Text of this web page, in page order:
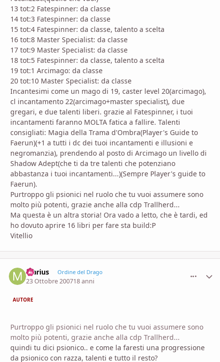
13 tot:2 Fatespinner: da classe
14 tot:3 Fatespinner: da classe
15 tot:4 Fatespinner: da classe, talento a scelta
16 tot:8 Master Specialist: da classe
17 tot:9 Master Specialist: da classe
18 tot:5 Fatespinner: da classe, talento a scelta
19 tot:1 Arcimago: da classe
20 tot:10 Master Specialist: da classe
Incantesimi come un mago di 19, caster level 20(arcimago),
cl incantamento 22(arcimago+master specialist), due
gregari, e due talenti liberi. grazie al Fatespinner, i tuoi
incantamenti faranno MOLTA fatica a fallire. Talenti
consigliati: Magia della Trama d'Ombra(Player's Guide to
Faerun)(+1 a tutti i dc dei tuoi incantamenti e illusioni e
negromanzia), prendendo al posto di Arcimago un livello di
Shadow Adept(che ti da tre talenti che potenziano
abbastanza i tuoi incantamenti...)(Sempre Player's guide to
Faerun).
Purtroppo gli psionici nel ruolo che tu vuoi assumere sono
molto più potenti, grazie anche alla cdp Trallherd...
Ma questa è un altra storia! Ora vado a letto, che è tardi, ed
ho dovuto aprire 16 libri per fare sta build:P
Vitellio
Marius Ordine del Drago
23 Ottobre 200718 anni
AUTORE
Purtroppo gli psionici nel ruolo che tu vuoi assumere sono
molto più potenti, grazie anche alla cdp Trallherd...
quindi tu dici psionico.. e come la faresti una progressione
da psionico con razza, talenti e tutto il resto?